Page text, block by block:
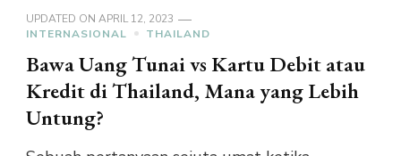
UPDATED ON APRIL 12, 2023
INTERNASIONAL
THAILAND
Bawa Uang Tunai vs Kartu Debit atau
Kredit di Thailand, Mana yang Lebih
Untung?